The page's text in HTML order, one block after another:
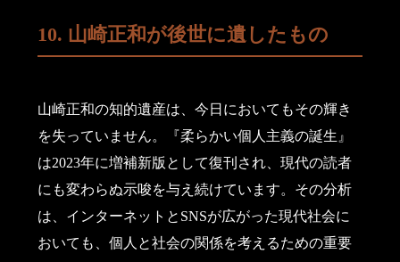
10. 山崎正和が後世に遺したもの
山崎正和の知的遺産は、今日においてもその輝き
を失っていません。『柔らかい個人主義の誕生』
は2023年に増補新版として復刊され、現代の読者
にも変わらぬ示唆を与え続けています。その分析
は、インターネットとSNSが広がった現代社会に
おいても、個人と社会の関係を考えるための重要